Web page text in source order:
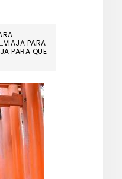
PARA
PARA QUE